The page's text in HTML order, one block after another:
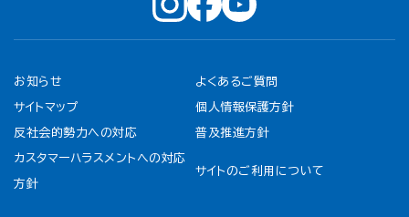
お知らせ よくあるご質問
サイトマップ 個人情報保護方針
反社会的勢力への対応 普及推進方針
カスタマーハラスメントへの対応
方針
サイトのご利用について